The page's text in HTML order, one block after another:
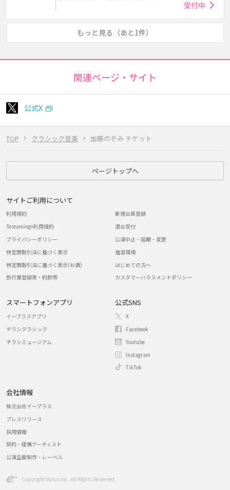
TOP クラシック音楽 加藤のぞみ チケット
受付中
もっと見る（あと1件）
関連ページ・サイト
公式X
ページトップへ
サイトご利用について
利用規約
Streaming+利用規約
プライバシーポリシー
特定商取引法に基づく表示
特定商取引法に基づく表示(お酒)
旅行業登録表・約款等
新規会員登録
退会受付
公演中止・延期・変更
推奨環境
はじめての方へ
カスタマーハラスメントポリシー
スマートフォンアプリ
イープラスアプリ
チラシクラシック
チラシミュージアム
公式SNS
X
Facebook
Youtube
Instagram
TikTok
会社情報
株式会社イープラス
プレスリリース
採用情報
契約・提携アーティスト
公演企画制作・レーベル
Copyright eplus inc. All Rights Reserved.